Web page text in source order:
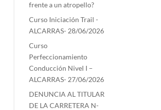
frente a un atropello?
Curso Iniciación Trail -
ALCARRAS- 28/06/2026
Curso
Perfeccionamiento
Conducción Nivel I –
ALCARRAS- 27/06/2026
DENUNCIA AL TITULAR
DE LA CARRETERA N-